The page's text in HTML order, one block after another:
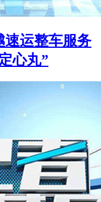
速运整车服务
心丸”